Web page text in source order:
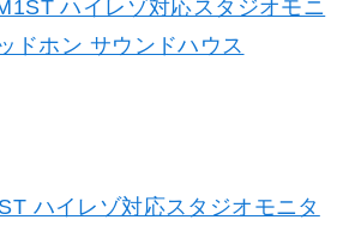
ハイレゾ対応スタジオモニタ